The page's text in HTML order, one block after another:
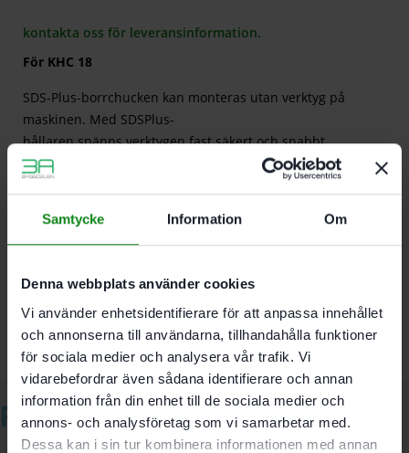
Samtycke Information Om
Denna webbplats använder cookies
Vi använder enhetsidentifierare för att anpassa innehållet
och annonserna till användarna, tillhandahålla funktioner
för sociala medier och analysera vår trafik. Vi
vidarebefordrar även sådana identifierare och annan
information från din enhet till de sociala medier och
annons- och analysföretag som vi samarbetar med.
Dessa kan i sin tur kombinera informationen med annan
kontakta oss för leveransinformation.
För KHC 18
SDS-Plus-borrchucken kan monteras utan verktyg på
maskinen. Med SDSPlus-
hållaren spänns verktygen fast säkert och snabbt.
Det finns inga recensioner än.
Bli först med att recensera ”Festool CHUCK C SDS KHC”
Relaterade produkter